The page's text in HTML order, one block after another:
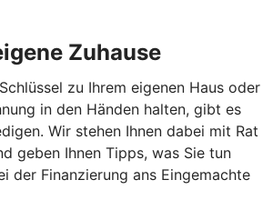
Zuhause
zu Ihrem eigenen Haus oder
in den Händen halten, gibt es
Wir stehen Ihnen dabei mit Rat
geben Ihnen Tipps, was Sie tun
der Finanzierung ans Eingemachte